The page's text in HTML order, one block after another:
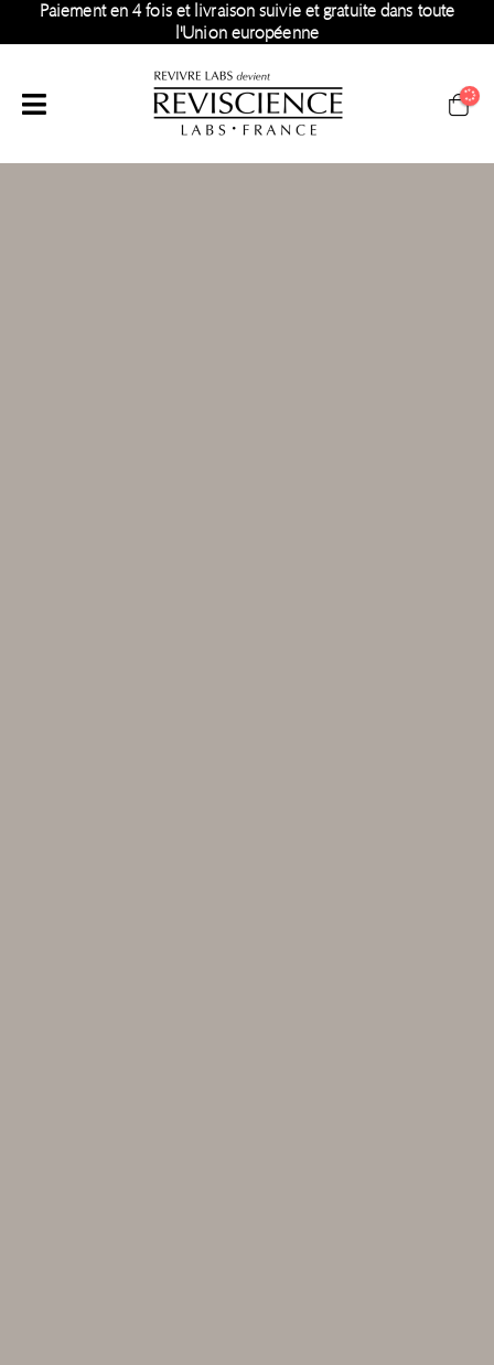
Paiement en 4 fois et livraison suivie et gratuite dans toute
l'Union européenne